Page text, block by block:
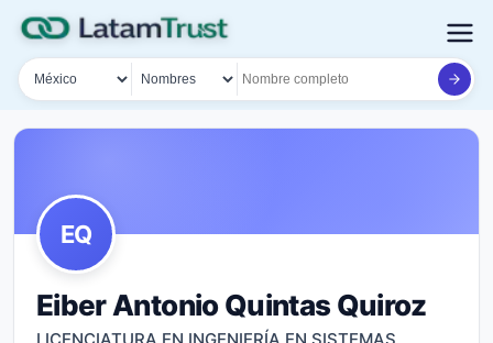
País
Tipo de búsqueda
Nombre o documento
EQ
Eiber Antonio Quintas Quiroz